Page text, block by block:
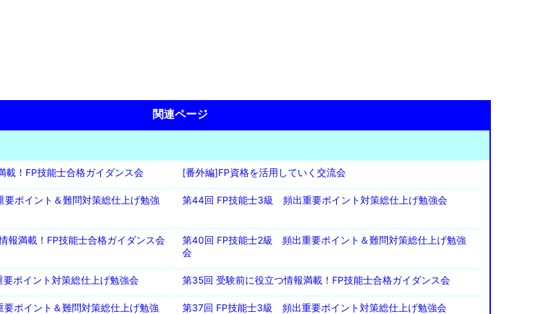
関連ページ
載！FP技能士合格ガイダンス会 [番外編]FP資格を活用していく交流会
ポイント＆難問対策総仕上げ勉強
第44回 FP技能士3級 頻出重要ポイント対策総仕上げ勉強会
報満載！FP技能士合格ガイダンス会
第40回 FP技能士2級 頻出重要ポイント＆難問対策総仕上げ勉強
会
ポイント対策総仕上げ勉強会 第35回 受験前に役立つ情報満載！FP技能士合格ガイダンス会
ポイント＆難問対策総仕上げ勉強
第37回 FP技能士3級 頻出重要ポイント対策総仕上げ勉強会